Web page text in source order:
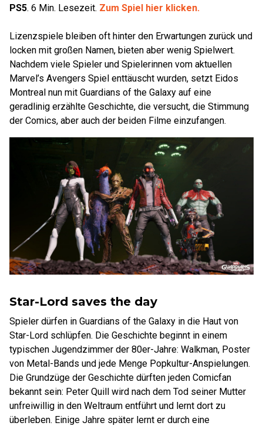
PS5. 6 Min. Lesezeit. Zum Spiel hier klicken.
Lizenzspiele bleiben oft hinter den Erwartungen zurück und
locken mit großen Namen, bieten aber wenig Spielwert.
Nachdem viele Spieler und Spielerinnen vom aktuellen
Marvel’s Avengers Spiel enttäuscht wurden, setzt Eidos
Montreal nun mit Guardians of the Galaxy auf eine
geradlinig erzählte Geschichte, die versucht, die Stimmung
der Comics, aber auch der beiden Filme einzufangen.
Star-Lord saves the day
Spieler dürfen in Guardians of the Galaxy in die Haut von
Star-Lord schlüpfen. Die Geschichte beginnt in einem
typischen Jugendzimmer der 80er-Jahre: Walkman, Poster
von Metal-Bands und jede Menge Popkultur-Anspielungen.
Die Grundzüge der Geschichte dürften jeden Comicfan
bekannt sein: Peter Quill wird nach dem Tod seiner Mutter
unfreiwillig in den Weltraum entführt und lernt dort zu
überleben. Einige Jahre später lernt er durch eine